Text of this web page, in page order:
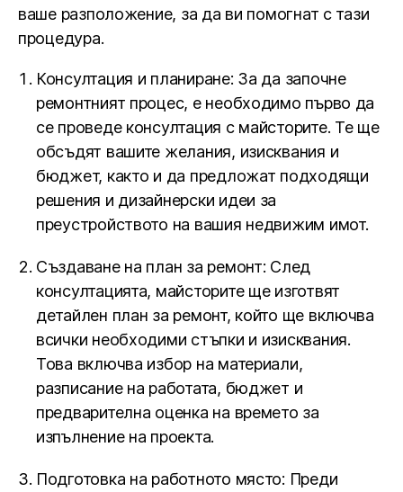
ваше разположение, за да ви помогнат с тази
процедура.
Консултация и планиране: За да започне
ремонтният процес, е необходимо първо да
се проведе консултация с майсторите. Те ще
обсъдят вашите желания, изисквания и
бюджет, както и да предложат подходящи
решения и дизайнерски идеи за
преустройството на вашия недвижим имот.
Създаване на план за ремонт: След
консултацията, майсторите ще изготвят
детайлен план за ремонт, който ще включва
всички необходими стъпки и изисквания.
Това включва избор на материали,
разписание на работата, бюджет и
предварителна оценка на времето за
изпълнение на проекта.
Подготовка на работното място: Преди